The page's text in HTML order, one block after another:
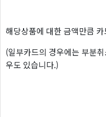
해당상품에 대한 금액만큼
(일부카드의 경우에는 부분
우도 있습니다.)